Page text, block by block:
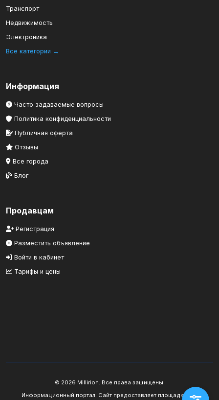
Транспорт
Недвижимость
Электроника
Все категории →
Информация
Часто задаваемые вопросы
Политика конфиденциальности
Публичная оферта
Отзывы
Все города
Блог
Продавцам
Регистрация
Разместить объявление
Войти в кабинет
Тарифы и цены
© 2026 Millirion. Все права защищены.
Информационный портал. Сайт предоставляет площадку для